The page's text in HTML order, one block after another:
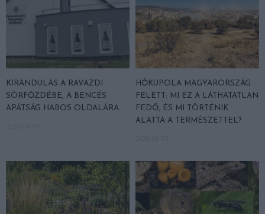
KIRÁNDULÁS A RAVAZDI
SÖRFŐZDÉBE, A BENCÉS
APÁTSÁG HABOS OLDALÁRA
HŐKUPOLA MAGYARORSZÁG
FELETT: MI EZ A LÁTHATATLAN
FEDŐ, ÉS MI TÖRTÉNIK
ALATTA A TERMÉSZETTEL?